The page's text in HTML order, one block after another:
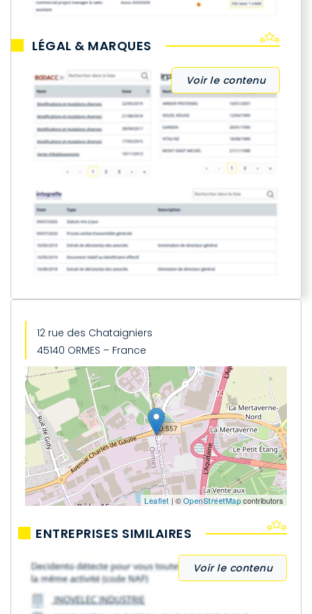
LÉGAL & MARQUES
Voir le contenu
12 rue des Chataigniers
45140 ORMES – France
Leaflet | ©OpenStreetMapcontributors
ENTREPRISES SIMILAIRES
Voir le contenu